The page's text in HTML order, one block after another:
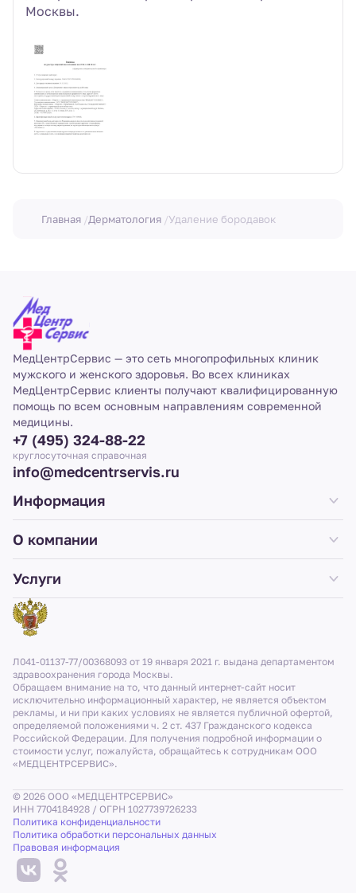
Москвы.
Главная Дерматология Удаление бородавок
МедЦентрСервис — это сеть многопрофильных клиник
мужского и женского здоровья. Во всех клиниках
МедЦентрСервис клиенты получают квалифицированную
помощь по всем основным направлениям современной
медицины.
+7 (495) 324-88-22
круглосуточная справочная
info@medcentrservis.ru
Информация
О компании
Услуги
Л041-01137-77/00368093 от 19 января 2021 г. выдана департаментом
здравоохранения города Москвы.
Обращаем внимание на то, что данный интернет-сайт носит
исключительно информационный характер, не является объектом
рекламы, и ни при каких условиях не является публичной офертой,
определяемой положениями ч. 2 ст. 437 Гражданского кодекса
Российской Федерации. Для получения подробной информации о
стоимости услуг, пожалуйста, обращайтесь к сотрудникам ООО
«МЕДЦЕНТРСЕРВИС».
© 2026 ООО «МЕДЦЕНТРСЕРВИС»
ИНН 7704184928 / ОГРН 1027739726233
Политика конфиденциальности
Политика обработки персональных данных
Правовая информация